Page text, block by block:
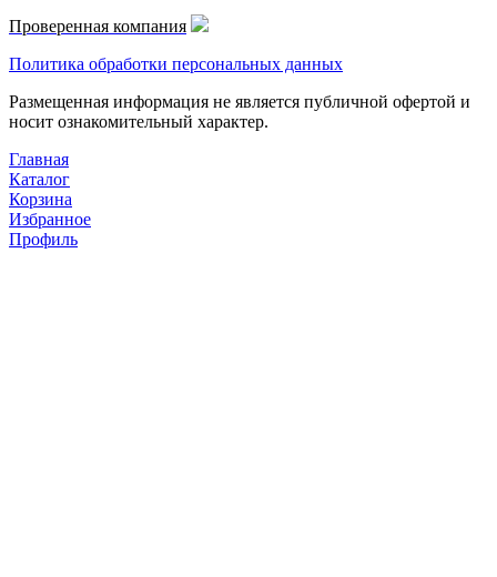
Проверенная компания
Политика обработки персональных данных
Размещенная информация не является публичной офертой и
носит ознакомительный характер.
Главная
Каталог
Корзина
Избранное
Профиль